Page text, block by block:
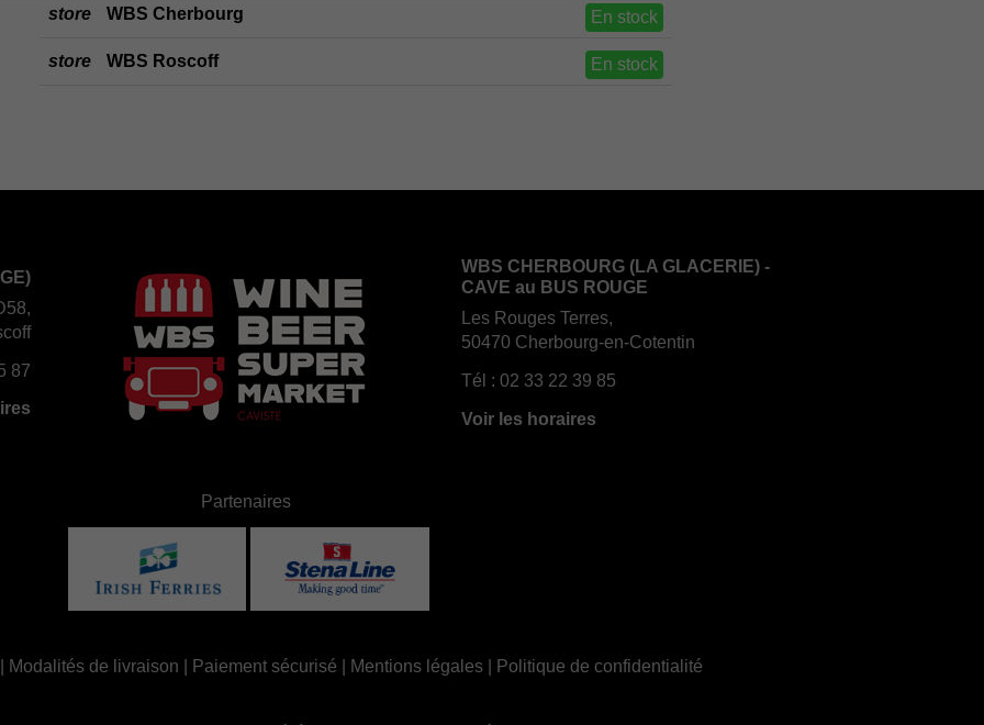
store WBS Cherbourg En stock
store WBS Roscoff En stock
87
WBS CHERBOURG (LA GLACERIE) -
CAVE au BUS ROUGE
Les Rouges Terres,
50470 Cherbourg-en-Cotentin
Tél : 02 33 22 39 85
Voir les horaires
Partenaires
Modalités de livraison Paiement sécurisé Mentions légales| Politique de confidentialité